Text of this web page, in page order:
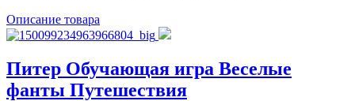
Описание товара
Питер Обучающая игра Веселые
фанты Путешествия